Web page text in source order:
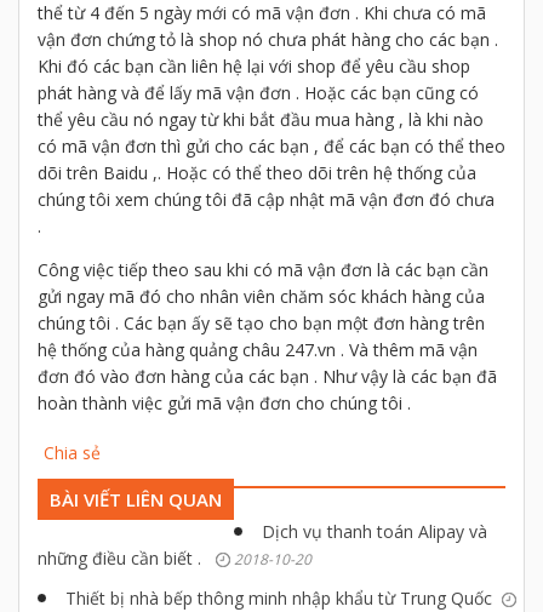
thể từ 4 đến 5 ngày mới có mã vận đơn . Khi chưa có mã
vận đơn chứng tỏ là shop nó chưa phát hàng cho các bạn .
Khi đó các bạn cần liên hệ lại với shop để yêu cầu shop
phát hàng và để lấy mã vận đơn . Hoặc các bạn cũng có
thể yêu cầu nó ngay từ khi bắt đầu mua hàng , là khi nào
có mã vận đơn thì gửi cho các bạn , để các bạn có thể theo
dõi trên Baidu ,. Hoặc có thể theo dõi trên hệ thống của
chúng tôi xem chúng tôi đã cập nhật mã vận đơn đó chưa
.
Công việc tiếp theo sau khi có mã vận đơn là các bạn cần
gửi ngay mã đó cho nhân viên chăm sóc khách hàng của
chúng tôi . Các bạn ấy sẽ tạo cho bạn một đơn hàng trên
hệ thống của hàng quảng châu 247.vn . Và thêm mã vận
đơn đó vào đơn hàng của các bạn . Như vậy là các bạn đã
hoàn thành việc gửi mã vận đơn cho chúng tôi .
Chia sẻ
BÀI VIẾT LIÊN QUAN
Dịch vụ thanh toán Alipay và
những điều cần biết .
2018-10-20
Thiết bị nhà bếp thông minh nhập khẩu từ Trung Quốc